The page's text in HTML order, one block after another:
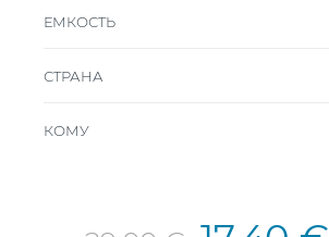
ЕМКОСТЬ
СТРАНА
КОМУ